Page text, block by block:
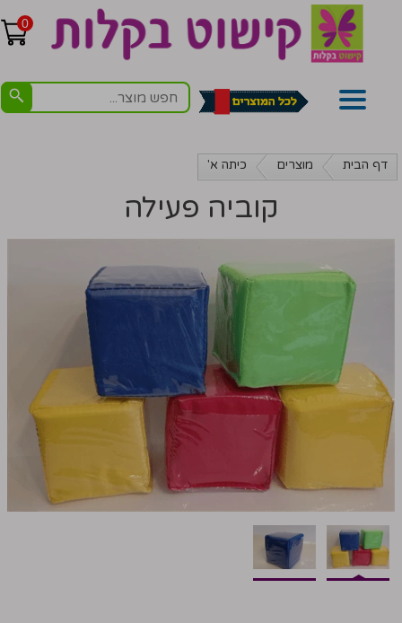
0
דף הבית מוצרים כיתה א'
קוביה פעילה